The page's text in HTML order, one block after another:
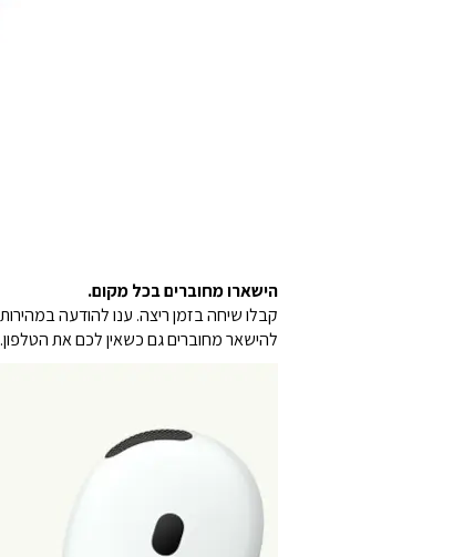
הישארו מחוברים בכל מקום.
להישאר מחוברים גם כשאין לכם את הטלפון.